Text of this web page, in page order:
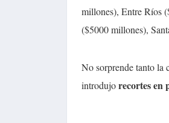
millones), Entre Ríos
($5000 millones),
No sorprende tanto la
introdujorecortes en